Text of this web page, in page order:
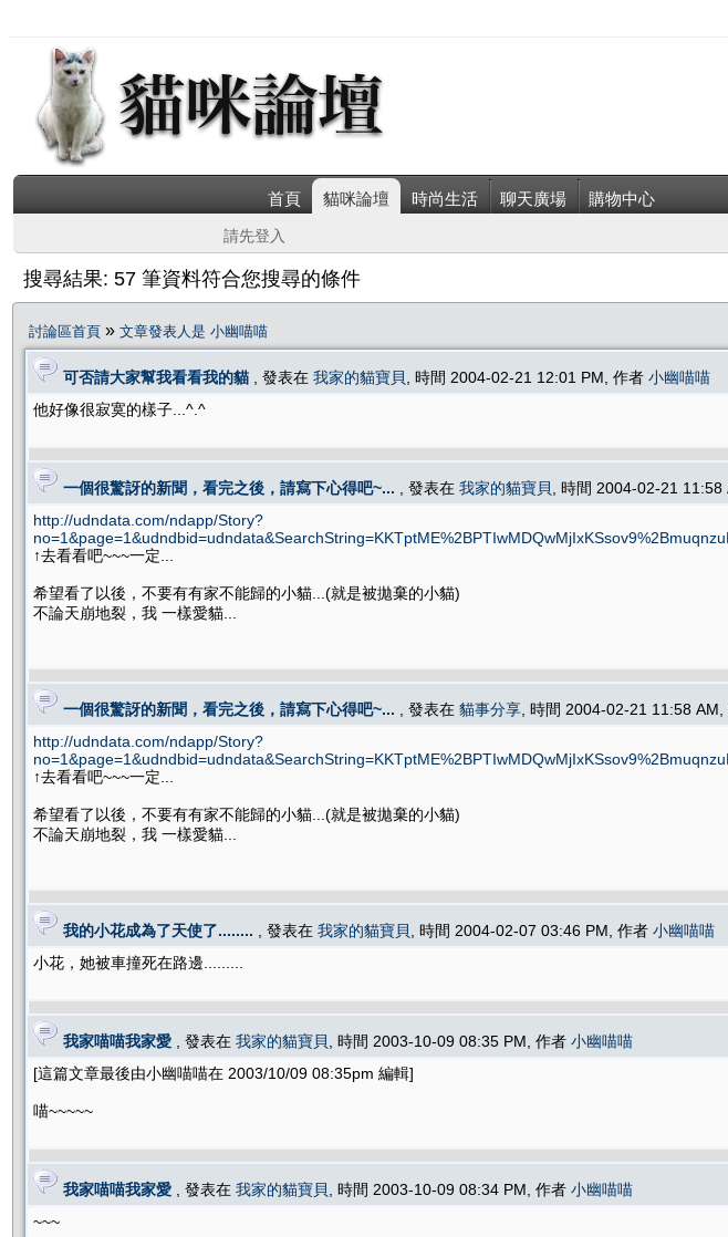
首頁 貓咪論壇 時尚生活 聊天廣場 購物中心
請先登入
搜尋結果: 57 筆資料符合您搜尋的條件
討論區首頁 » 文章發表人是 小幽喵喵
可否請大家幫我看看我的貓 , 發表在 我家的貓寶貝 , 時間 2004-02-21 12:01 PM, 作者 小幽喵喵
他好像很寂寞的樣子...^.^
一個很驚訝的新聞，看完之後，請寫下心得吧~... , 發表在 我家的貓寶貝 , 時間 2004-02-21
http://udndata.com/ndapp/Story?
↑去看看吧~~~一定...
希望看了以後，不要有有家不能歸的小貓...(就是被拋棄的小貓)
不論天崩地裂，我 一樣愛貓...
一個很驚訝的新聞，看完之後，請寫下心得吧~... , 發表在 貓事分享 , 時間 2004-02-21 11:58 AM,
http://udndata.com/ndapp/Story?
↑去看看吧~~~一定...
希望看了以後，不要有有家不能歸的小貓...(就是被拋棄的小貓)
不論天崩地裂，我 一樣愛貓...
我的小花成為了天使了........ , 發表在 我家的貓寶貝 , 時間 2004-02-07 03:46 PM, 作者 小幽喵喵
小花，她被車撞死在路邊.........
我家喵喵我家愛 , 發表在 我家的貓寶貝 , 時間 2003-10-09 08:35 PM, 作者 小幽喵喵
[這篇文章最後由小幽喵喵在 2003/10/09 08:35pm 編輯]
喵~~~~~
我家喵喵我家愛 , 發表在 我家的貓寶貝 , 時間 2003-10-09 08:34 PM, 作者 小幽喵喵
~~~